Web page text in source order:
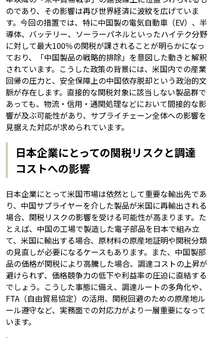
のであり、その影響は再び世界経済に波紋を広げていま
す。今回の措置では、特に中国製の電気自動車（EV）、半
導体、バッテリー、ソーラーパネルといったハイテク分野
に対して最大100％の関税が課されることが明らかになっ
ており、「中国製品の戦略的排除」を意図した動きと解釈
されています。こうした政策の背景には、米国内での産業
回帰の圧力と、安全保障上の中国依存脱却という政治的文
脈が存在します。直接的な関税対象に該当しない製品群で
あっても、物流・信用・通関処理などにおいて間接的な影
響が及ぶ可能性があり、サプライチェーン全体への影響を
見据えた対応が求められています。
日本企業にとっての関税リスクと調達
コストへの影響
日本企業にとって米国市場は依然として重要な輸出先であ
り、中国サプライヤーを介した製品が米国に再輸出される
場合、関税リスクの影響を受ける可能性が高まります。た
とえば、中国の工場で製造した電子部品を日本で組み立
て、米国に輸出する場合、原材料の原産地証明や関税分類
の見直しが必要になるケースもあります。また、中国製部
品の価格が関税により高騰した場合、調達コストの上昇が
避けられず、価格競争力の低下や利益率の圧迫に直結する
でしょう。こうした事態に備え、調達ルートの多角化や、
FTA（自由貿易協定）の活用、関税回避のための原産地ル
ール遵守など、実務面での対応力がより一層重要になって
います。